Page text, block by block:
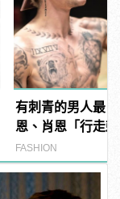
有刺青的男人最
恩、肖恩「行走
範！
FASHION